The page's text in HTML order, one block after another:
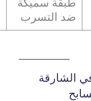
طبقة سميكة
ضد التسرب
الشارقة